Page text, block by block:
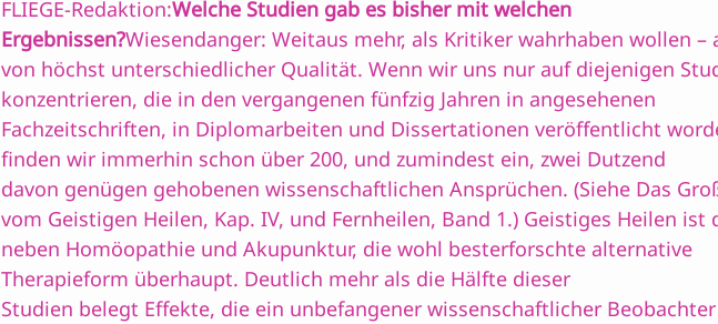
FLIEGE-Redaktion:Welche Studien gab es bisher mit welchen
Ergebnissen?Wiesendanger: Weitaus mehr, als Kritiker wahrhaben wollen –
von höchst unterschiedlicher Qualität. Wenn wir uns nur auf diejenigen
konzentrieren, die in den vergangenen fünfzig Jahren in angesehenen
Fachzeitschriften, in Diplomarbeiten und Dissertationen veröffentlicht
finden wir immerhin schon über 200, und zumindest ein, zwei Dutzend
davon genügen gehobenen wissenschaftlichen Ansprüchen. (Siehe Das
vom Geistigen Heilen, Kap. IV, und Fernheilen, Band 1.) Geistiges Heilen ist
neben Homöopathie und Akupunktur, die wohl besterforschte alternative
Therapieform überhaupt. Deutlich mehr als die Hälfte dieser
Studien belegt Effekte, die ein unbefangener wissenschaftlicher